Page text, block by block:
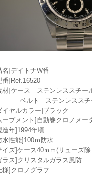
名]デイトナW番
番]Ref.16520
材]ケース ステンレススチー
ルト ステンレススチ
イヤルカラー]ブラック
ーブメント]自動巻クロノメ
造年]1994年頃
水性能]100ｍ防水
イズ]ケース40ｍｍ(リュ
ラス]クリスタルガラス風防
様]クロノグラフ